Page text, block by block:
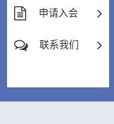
申请入会
联系我们